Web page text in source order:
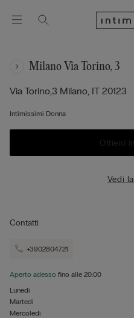
Milano Via Torino, 3
Via Torino,3 Milano, IT 20123
Intimissimi Donna
Ottieni
Vedi
Contatti
+3902804721
Aperto adesso fino alle 20:00
Lunedì
Martedì
Mercoledì